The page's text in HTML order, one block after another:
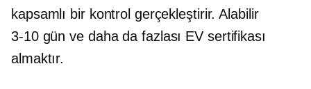
kapsamlı bir kontrol gerçekleştirir. Alabilir
3-10 gün vedaha da fazlası EV sertifikası
almaktır.